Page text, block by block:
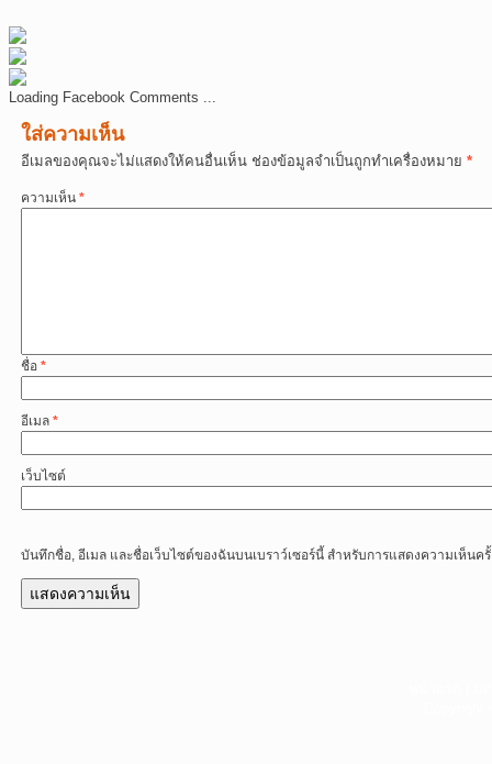
Loading Facebook Comments ...
ใส่ความเห็น
อีเมลของคุณจะไม่แสดงให้คนอื่นเห็น ช่องข้อมูลจำเป็นถูกทำเครื่องหมาย *
ความเห็น *
ชื่อ *
อีเมล *
เว็บไซต์
บันทึกชื่อ, อีเมล และชื่อเว็บไซต์ของฉันบนเบราว์เซอร์นี้ สำหรับการแสดงความเห็นค